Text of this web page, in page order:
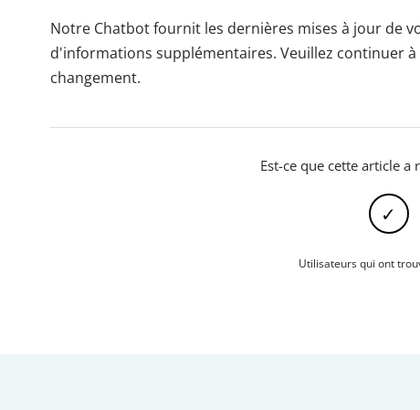
Notre Chatbot fournit les dernières mises à jour de
d'informations supplémentaires. Veuillez continuer
changement.
Est-ce que cette article
Utilisateurs qui ont